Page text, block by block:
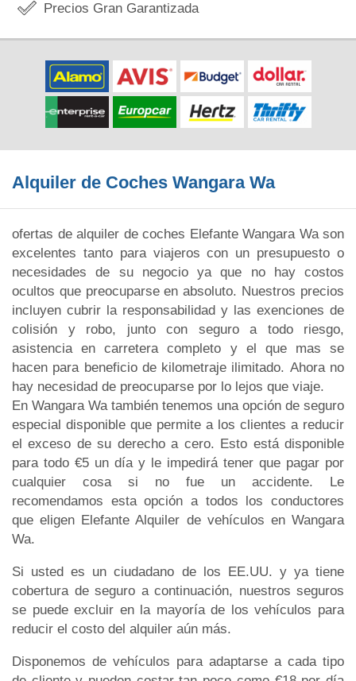
Precios Gran Garantizada
Alquiler de Coches Wangara Wa
ofertas de alquiler de coches Elefante Wangara Wa son
excelentes tanto para viajeros con un presupuesto o
necesidades de su negocio ya que no hay costos
ocultos que preocuparse en absoluto. Nuestros precios
incluyen cubrir la responsabilidad y las exenciones de
colisión y robo, junto con seguro a todo riesgo,
asistencia en carretera completo y el que mas se
hacen para beneficio de kilometraje ilimitado. Ahora no
hay necesidad de preocuparse por lo lejos que viaje.
En Wangara Wa también tenemos una opción de seguro
especial disponible que permite a los clientes a reducir
el exceso de su derecho a cero. Esto está disponible
para todo €5 un día y le impedirá tener que pagar por
cualquier cosa si no fue un accidente. Le
recomendamos esta opción a todos los conductores
que eligen Elefante Alquiler de vehículos en Wangara
Wa.
Si usted es un ciudadano de los EE.UU. y ya tiene
cobertura de seguro a continuación, nuestros seguros
se puede excluir en la mayoría de los vehículos para
reducir el costo del alquiler aún más.
Disponemos de vehículos para adaptarse a cada tipo